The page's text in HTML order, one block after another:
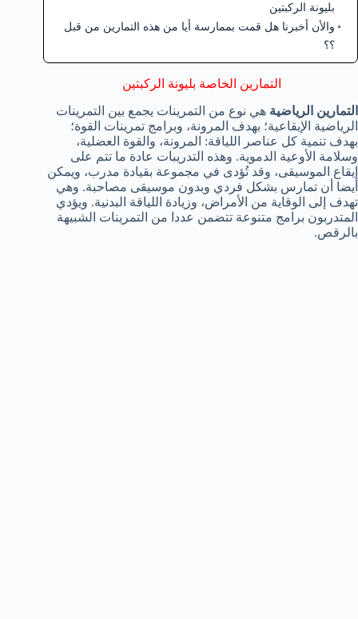
بليونة الركبتين
والأن أخبرنا هل قمت بممارسة أيا من هذه التمارين من قبل
؟؟
التمارين الخاصة بليونة الركبتين
التمارين الرياضية هي نوع من التمرينات يجمع بين التمرينات
الرياضية الإيقاعية؛ بهدف المرونة، وبرامج تمرينات القوة؛
بهدف تنمية كل عناصر اللياقة: المرونة، والقوة العضلية،
وسلامة الأوعية الدموية. وهذه التدريبات عادة ما تتم على
إيقاع الموسيقى، وقد تُؤدى في مجموعة بقيادة مدرب، ويمكن
أيضا أن تمارس بشكل فردي وبدون موسيقى مصاحبة. وهي
تهدف إلى الوقاية من الأمراض، وزيادة اللياقة البدنية. ويؤدي
المتدربون برامج متنوعة تتضمن عددا من التمرينات الشبيهة
بالرقص.